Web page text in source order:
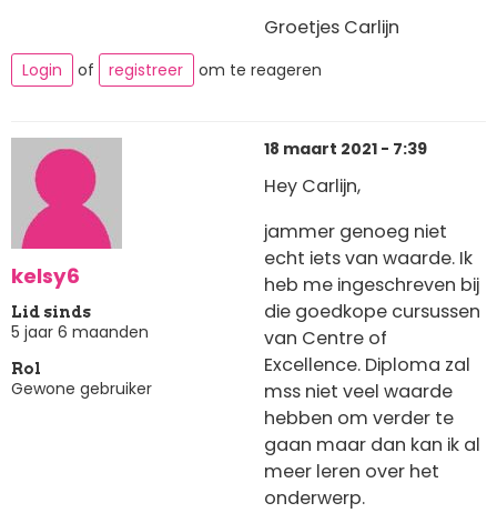
Groetjes Carlijn
Login of registreer om te reageren
kelsy6
Lid sinds
5 jaar 6 maanden
Rol
Gewone gebruiker
18 maart 2021 - 7:39
Hey Carlijn,
jammer genoeg niet
echt iets van waarde. Ik
heb me ingeschreven bij
die goedkope cursussen
van Centre of
Excellence. Diploma zal
mss niet veel waarde
hebben om verder te
gaan maar dan kan ik al
meer leren over het
onderwerp.